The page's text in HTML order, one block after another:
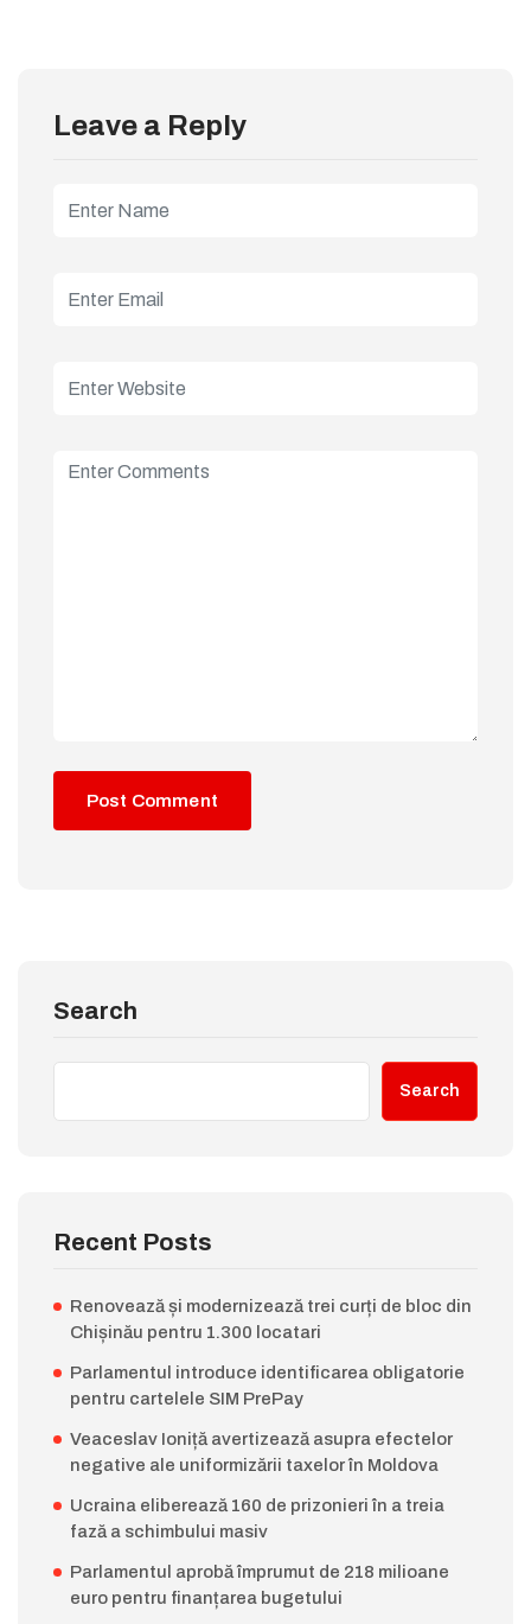
Leave a Reply
Search
Search
Recent Posts
Renovează și modernizează trei curți de bloc din
Chișinău pentru 1.300 locatari
Parlamentul introduce identificarea obligatorie
pentru cartelele SIM PrePay
Veaceslav Ioniță avertizează asupra efectelor
negative ale uniformizării taxelor în Moldova
Ucraina eliberează 160 de prizonieri în a treia
fază a schimbului masiv
Parlamentul aprobă împrumut de 218 milioane
euro pentru finanțarea bugetului